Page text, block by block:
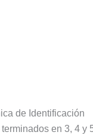
de Identificación
en 3, 4 y